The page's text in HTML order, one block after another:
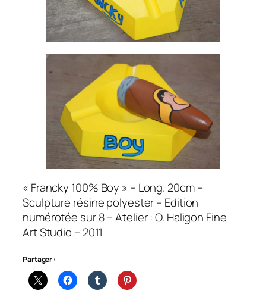
« Francky 100% Boy » – Long. 20cm –
Sculpture résine polyester – Edition
numérotée sur 8 – Atelier : O. Haligon Fine
Art Studio – 2011
Partager :